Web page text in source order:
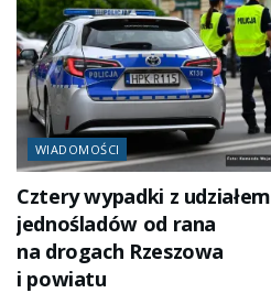
WIADOMOŚCI
Cztery wypadki z udziałem
jednośladów od rana
na drogach Rzeszowa
i powiatu